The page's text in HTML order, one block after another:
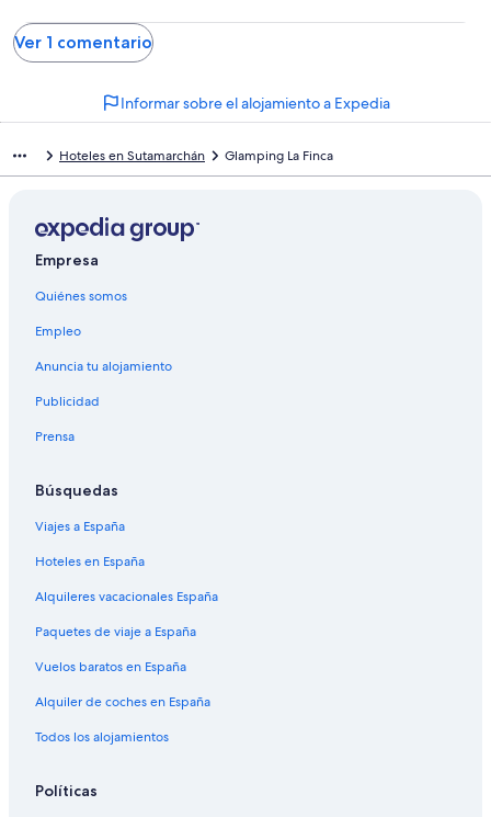
Ver 1 comentario
Informar sobre el alojamiento a Expedia
Hoteles en Sutamarchán Glamping La Finca
Empresa
Quiénes somos
Empleo
Anuncia tu alojamiento
Publicidad
Prensa
Búsquedas
Viajes a España
Hoteles en España
Alquileres vacacionales España
Paquetes de viaje a España
Vuelos baratos en España
Alquiler de coches en España
Todos los alojamientos
Políticas